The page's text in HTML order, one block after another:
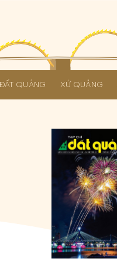
QUẢNG XỨ QUẢNG